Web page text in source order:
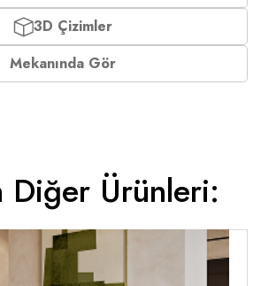
3D Çizimler
Mekanında Gör
Diğer Ürünleri: